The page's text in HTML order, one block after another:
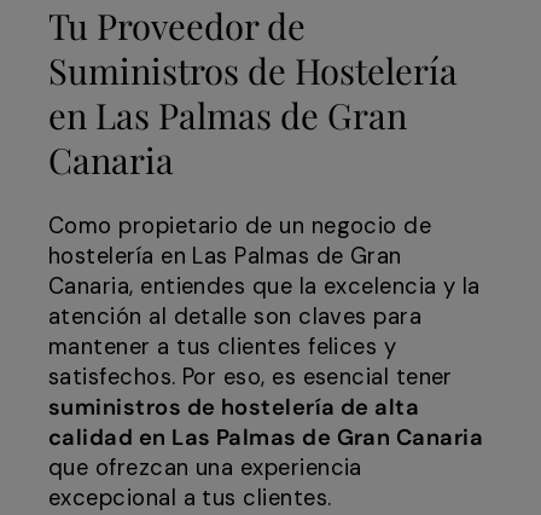
Tu Proveedor de
Suministros de Hostelería
en Las Palmas de Gran
Canaria
Como propietario de un negocio de
hostelería en Las Palmas de Gran
Canaria, entiendes que la excelencia y la
atención al detalle son claves para
mantener a tus clientes felices y
satisfechos. Por eso, es esencial tener
suministros de hostelería de alta
calidad en Las Palmas de Gran Canaria
que ofrezcan una experiencia
excepcional a tus clientes.